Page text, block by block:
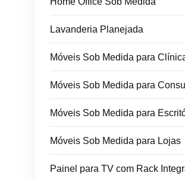
Lavanderia Planejada
Móveis Sob Medida para
Móveis Sob Medida para
Móveis Sob Medida para
Móveis Sob Medida para Lojas
Painel para TV com Rack